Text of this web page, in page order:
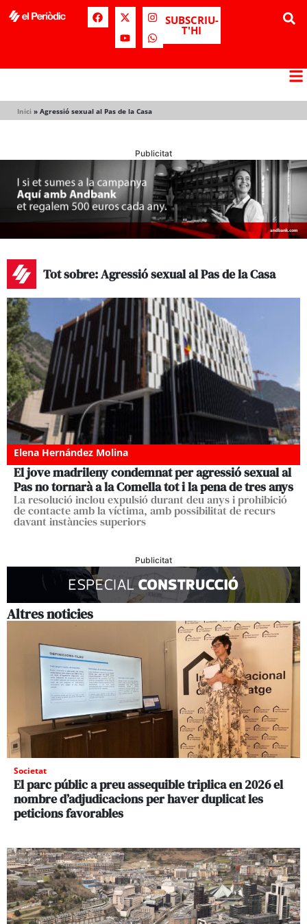
SUBSCRIU-
T'HI
Inici » Agressió sexual al Pas de la Casa
Publicitat
Tot sobre: Agressió sexual al Pas de la Casa
Elena Hernández Molina
El jove madrileny condemnat per agressió sexual al
Pas no tornarà a la Comella tot i la pena de tres anys
La resolució inclou expulsió durant deu anys i prohibició
de contacte amb la víctima, amb possibilitat de recurs
davant instàncies superiors
Publicitat
Altres noticies
Societat
El parc públic a preu assequible triplica en 2026 el
nombre d’adjudicacions per haver duplicat les
peticions favorables